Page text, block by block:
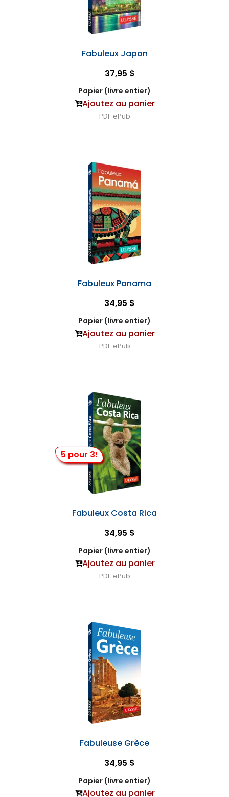
Fabuleux Japon
37,95 $
Papier (livre entier)
Ajoutez au panier
PDF ePub
Fabuleux Panama
34,95 $
Papier (livre entier)
Ajoutez au panier
PDF ePub
5 pour 3!
Fabuleux Costa Rica
34,95 $
Papier (livre entier)
Ajoutez au panier
PDF ePub
Fabuleuse Grèce
34,95 $
Papier (livre entier)
Ajoutez au panier